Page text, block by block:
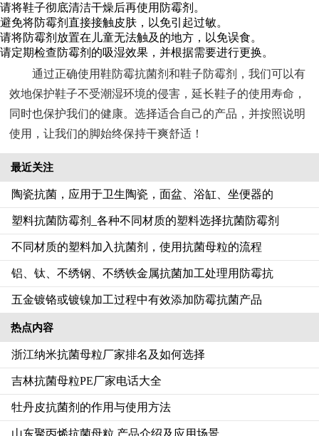
请将鞋子彻底清洁干燥后再使用防霉剂。
避免将防霉剂直接接触皮肤，以免引起过敏。
请将防霉剂放置在儿童无法触及的地方，以免误食。
请定期检查防霉剂的吸湿效果，并根据需要进行更换。
通过正确使用鞋防霉抗菌剂和鞋子防霉剂，我们可以有
效地保护鞋子不受潮湿环境的侵害，延长鞋子的使用寿命，
同时也保护我们的健康。选择适合自己的产品，并按照说明
使用，让我们的脚始终保持干爽舒适！
最近关注
陶瓷抗菌，应用于卫生陶瓷，面盆、浴缸、坐便器的
塑料抗菌防霉剂_各种不同材质的塑料选择抗菌防霉剂
不同材质的塑料加入抗菌剂，使用抗菌母粒的流程‌
铝、钛、不绣钢、不绣铁金属抗菌加工处理用防霉抗
五金镀铬或镀镍加工过程中有效添加防霉抗菌产品
热点内容
浙江纳米抗菌母粒厂家排名及如何选择
吉林抗菌母粒PE厂家电话大全
牡丹皮抗菌剂的作用与使用方法